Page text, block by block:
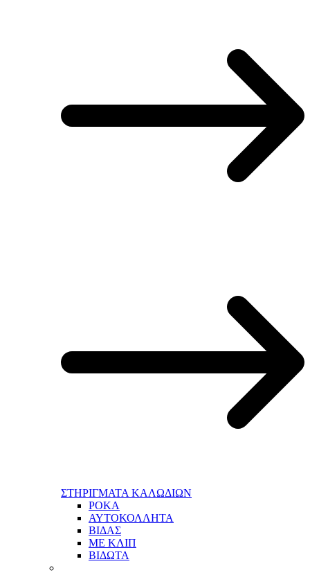
ΣΤΗΡΙΓΜΑΤΑ ΚΑΛΩΔΙΩΝ
ΡΟΚΑ
ΑΥΤΟΚΟΛΛΗΤΑ
ΒΙΔΑΣ
ΜΕ ΚΛΙΠ
ΒΙΔΩΤΑ